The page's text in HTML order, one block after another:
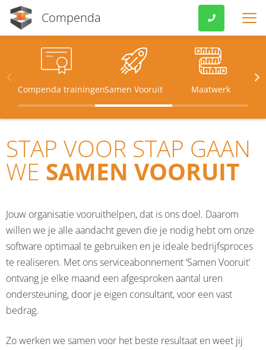
Compenda
VOOR MKB
PRIJZEN
KOPPELINGEN
VERENIGINGEN
EXTRA’S
KLANTVERHALEN
CONTACT
Compenda trainingenSamen Vooruit Maatwerk
STAP VOOR STAP GAAN
WE SAMEN VOORUIT
Jouw organisatie vooruithelpen, dat is ons doel. Daarom
willen we je alle aandacht geven die je nodig hebt om onze
software optimaal te gebruiken en je ideale bedrijfsproces
te realiseren. Met ons serviceabonnement ‘Samen Vooruit’
ontvang je elke maand een afgesproken aantal uren
ondersteuning, door je eigen consultant, voor een vast
bedrag.
Zo werken we samen voor het beste resultaat en weet jij